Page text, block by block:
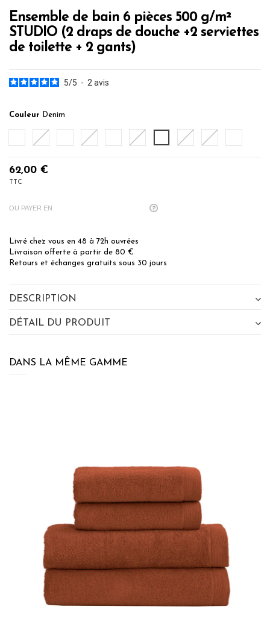
Ensemble de bain 6 pièces 500 g/m²
STUDIO (2 draps de douche +2 serviettes
de toilette + 2 gants)
5/5 - 2avis
Couleur Denim
Sable CaramelAuburn PoudreLavandin Lichen Gris Perle
62,00 €
TTC
OU PAYER EN
Livré chez vous en 48 à 72h ouvrées
Livraison offerte à partir de 80 €
Retours et échanges gratuits sous 30 jours
DESCRIPTION
DÉTAIL DU PRODUIT
DANS LA MÊME GAMME